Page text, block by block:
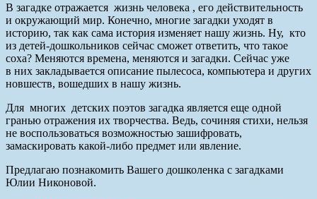
В загадке отражается жизнь человека , его действительность
и окружающий мир. Конечно, многие загадки уходят в
историю, так как сама история изменяет нашу жизнь. Ну, кто
из детей-дошкольников сейчас сможет ответить, что такое
соха? Меняются времена, меняются и загадки. Сейчас уже
в них закладывается описание пылесоса, компьютера и других
новшеств, вошедших в нашу жизнь.
Для многих детских поэтов загадка является еще одной
гранью отражения их творчества. Ведь, сочиняя стихи, нельзя
не воспользоваться возможностью зашифровать,
замаскировать какой-либо предмет или явление.
Предлагаю познакомить Вашего дошколенка с загадками
Юлии Никоновой.